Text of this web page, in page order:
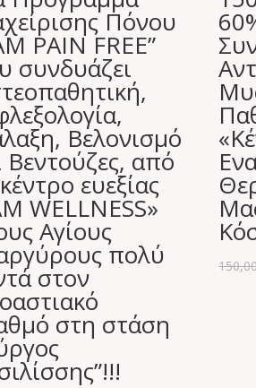
Πόνου
PAIN FREE”
συνδυάζει
Βελονισμό
Βεντούζες, από
ευεξίας
WELLNESS»
Αγίους
πολύ
στον
στη στάση